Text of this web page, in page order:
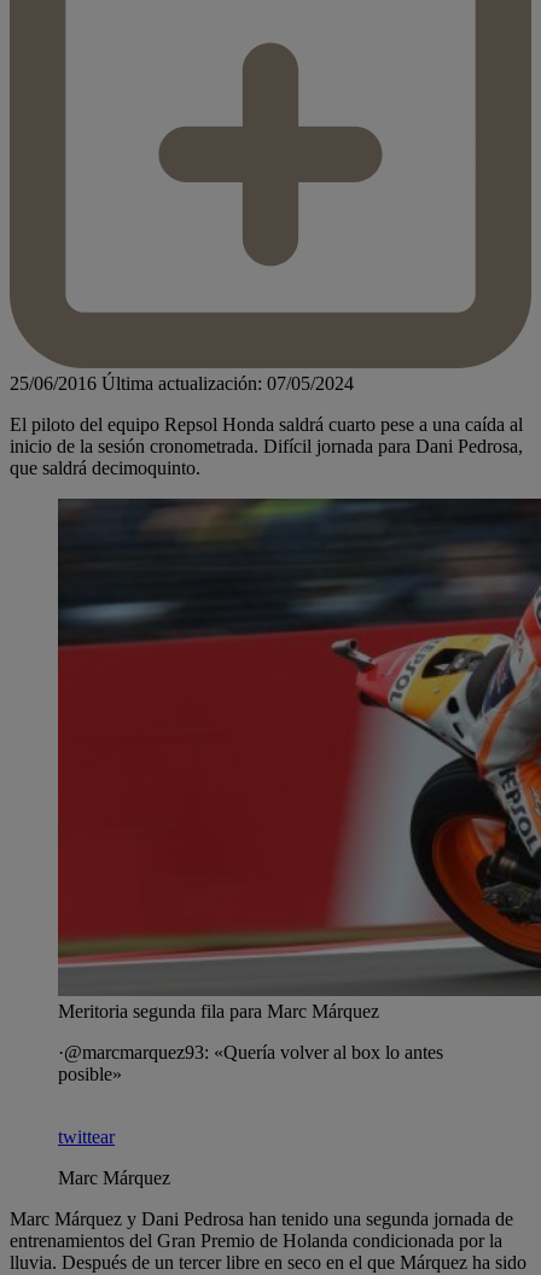
25/06/2016 Última actualización: 07/05/2024
El piloto del equipo Repsol Honda saldrá cuarto pese a una caída al
inicio de la sesión cronometrada. Difícil jornada para Dani Pedrosa,
que saldrá decimoquinto.
Meritoria segunda fila para Marc Márquez
·@marcmarquez93: «Quería volver al box lo antes
posible»
twittear
Marc Márquez
Marc Márquez y Dani Pedrosa han tenido una segunda jornada de
entrenamientos del Gran Premio de Holanda condicionada por la
lluvia. Después de un tercer libre en seco en el que Márquez ha sido